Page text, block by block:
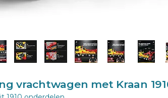
vrachtwagen met Kraan